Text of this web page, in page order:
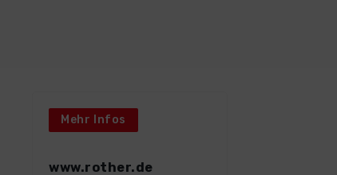
Mehr Infos
www.rother.de